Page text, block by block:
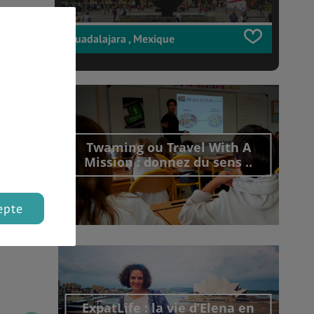
Guadalajara , Mexique
Twaming ou Travel With A
Mission : donnez du sens ..
ExpatLife : la vie d’Elena en